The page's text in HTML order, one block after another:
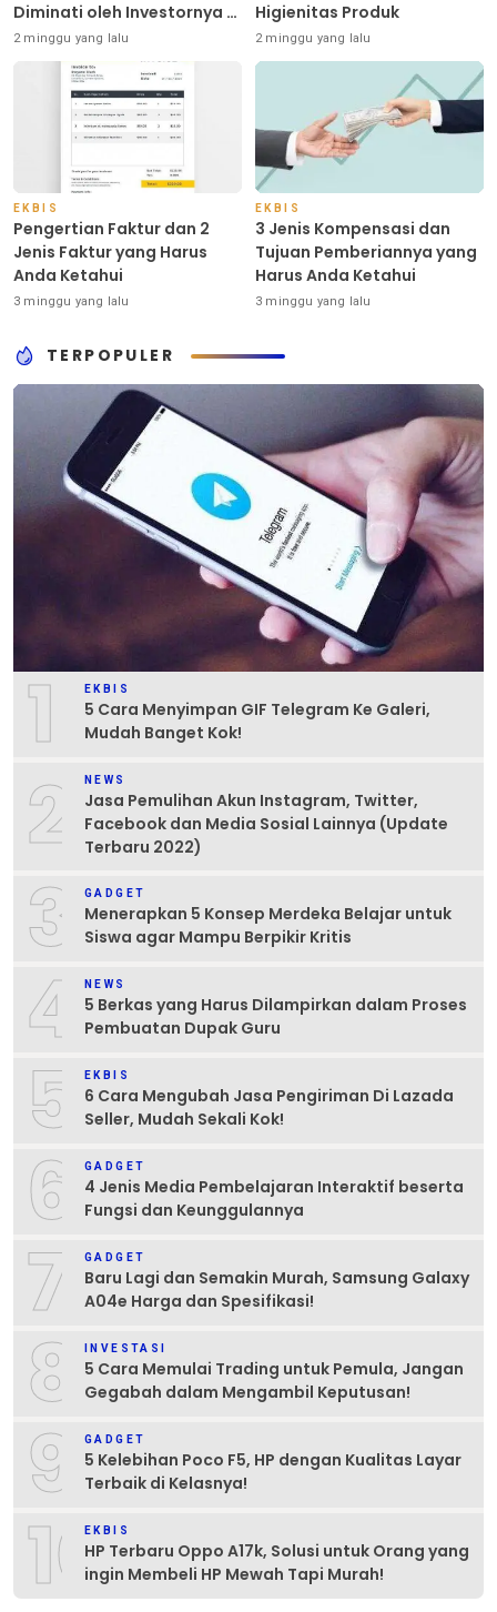
Diminati oleh Investornya di
Indonesia
2 minggu yang lalu
Higienitas Produk
2 minggu yang lalu
EKBIS
Pengertian Faktur dan 2
Jenis Faktur yang Harus
Anda Ketahui
3 minggu yang lalu
EKBIS
3 Jenis Kompensasi dan
Tujuan Pemberiannya yang
Harus Anda Ketahui
3 minggu yang lalu
TERPOPULER
1 EKBIS
5 Cara Menyimpan GIF Telegram Ke Galeri,
Mudah Banget Kok!
2 NEWS
Jasa Pemulihan Akun Instagram, Twitter,
Facebook dan Media Sosial Lainnya (Update
Terbaru 2022)
3 GADGET
Menerapkan 5 Konsep Merdeka Belajar untuk
Siswa agar Mampu Berpikir Kritis
4 NEWS
5 Berkas yang Harus Dilampirkan dalam Proses
Pembuatan Dupak Guru
5 EKBIS
6 Cara Mengubah Jasa Pengiriman Di Lazada
Seller, Mudah Sekali Kok!
6 GADGET
4 Jenis Media Pembelajaran Interaktif beserta
Fungsi dan Keunggulannya
7 GADGET
Baru Lagi dan Semakin Murah, Samsung Galaxy
A04e Harga dan Spesifikasi!
8 INVESTASI
5 Cara Memulai Trading untuk Pemula, Jangan
Gegabah dalam Mengambil Keputusan!
9 GADGET
5 Kelebihan Poco F5, HP dengan Kualitas Layar
Terbaik di Kelasnya!
10EKBIS
HP Terbaru Oppo A17k, Solusi untuk Orang yang
ingin Membeli HP Mewah Tapi Murah!